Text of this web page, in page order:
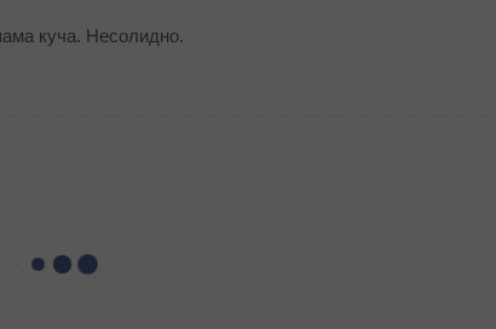
куча. Несолидно.